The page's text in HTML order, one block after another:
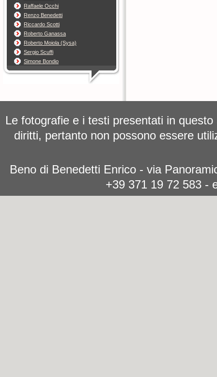
Raffaele Occhi
Renzo Benedetti
Riccardo Scotti
Roberto Ganassa
Roberto Moiola (Sysa)
Sergio Scuffi
Simone Bondio
Le fotografie e i testi presentati in
diritti, pertanto non possono essere
Beno di Benedetti Enrico - via
+39 371 19 72 583 -